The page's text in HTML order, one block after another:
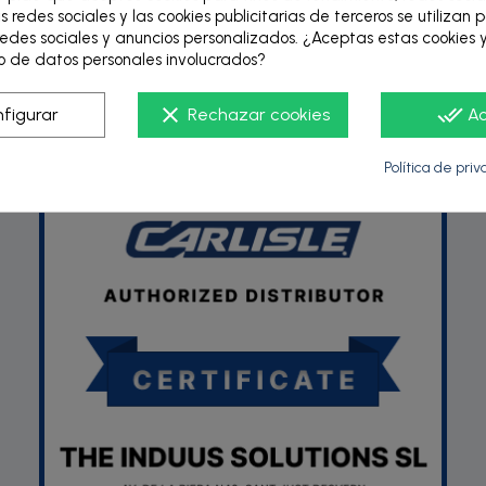
redes sociales y las cookies publicitarias de terceros se utilizan
sociales y anuncios personalizados. ¿Aceptas estas cookies
de datos personales involucrados?
done_all
clear Rechazar cookies
Política de